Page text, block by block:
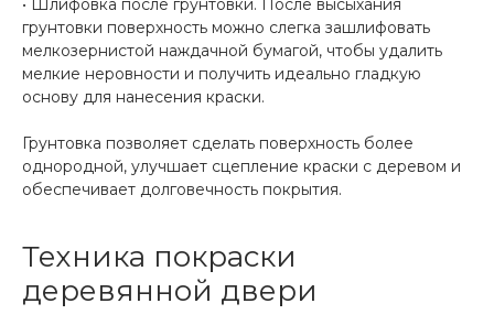
• Шлифовка после грунтовки. После высыхания
грунтовки поверхность можно слегка зашлифовать
мелкозернистой наждачной бумагой, чтобы удалить
мелкие неровности и получить идеально гладкую
основу для нанесения краски.
Грунтовка позволяет сделать поверхность более
однородной, улучшает сцепление краски с деревом и
обеспечивает долговечность покрытия.
Техника покраски
деревянной двери